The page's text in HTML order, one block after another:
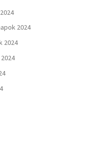
2024
2024